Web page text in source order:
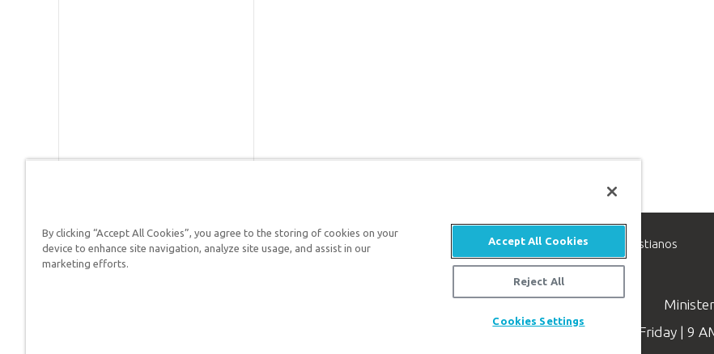
Respuestas en Génesis es un ministerio de apologética, dedicado a ayudar a los cristianos
defender su fe y proclamar el evangelio de Jesucristo.
Available Monday–Friday | 9
By clicking “Accept All Cookies”, you agree to the storing of cookies on your
device to enhance site navigation, analyze site usage, and assist in our
marketing efforts.
Accept All Cookies
Reject All
Cookies Settings